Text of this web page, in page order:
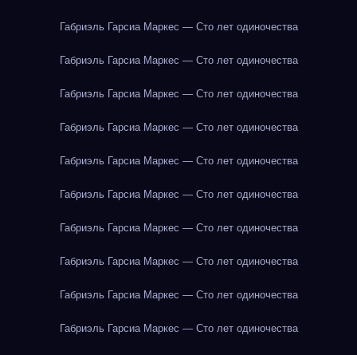
Габриэль Гарсиа Маркес — Сто лет одиночества
Габриэль Гарсиа Маркес — Сто лет одиночества
Габриэль Гарсиа Маркес — Сто лет одиночества
Габриэль Гарсиа Маркес — Сто лет одиночества
Габриэль Гарсиа Маркес — Сто лет одиночества
Габриэль Гарсиа Маркес — Сто лет одиночества
Габриэль Гарсиа Маркес — Сто лет одиночества
Габриэль Гарсиа Маркес — Сто лет одиночества
Габриэль Гарсиа Маркес — Сто лет одиночества
Габриэль Гарсиа Маркес — Сто лет одиночества